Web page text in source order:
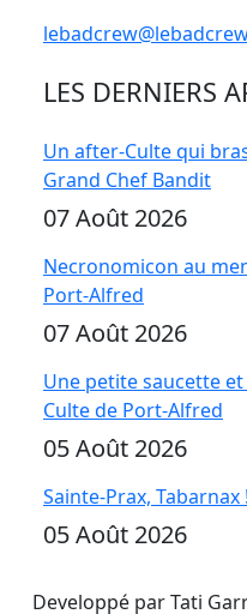
LES DERNIERS
Un after-Culte qui
Grand Chef Bandit
07 Août 2026
Necronomicon au
Port-Alfred
07 Août 2026
Une petite saucette
Culte de Port-Alfred
05 Août 2026
Sainte-Prax, Tabarnax !
05 Août 2026
Developpé par Tati